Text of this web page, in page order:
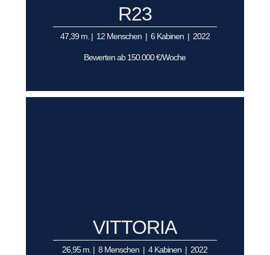
R23
47,39 m. | 12 Menschen | 6 Kabinen | 2022
Bewerten ab 150.000 €/Woche
VITTORIA
26,95 m. | 8 Menschen | 4 Kabinen | 2022